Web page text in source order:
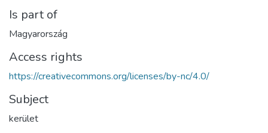
Is part of
Magyarország
Access rights
https://creativecommons.org/licenses/by-nc/4.0/
Subject
kerület